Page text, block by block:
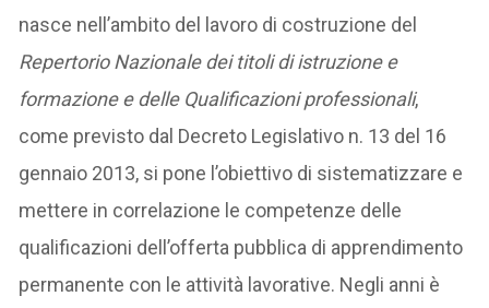
nasce nell’ambito del lavoro di costruzione del
Repertorio Nazionale dei titoli di istruzione e
formazione e delle Qualificazioni professionali,
come previsto dal Decreto Legislativo n. 13 del 16
gennaio 2013, si pone l’obiettivo di sistematizzare e
mettere in correlazione le competenze delle
qualificazioni dell’offerta pubblica di apprendimento
permanente con le attività lavorative. Negli anni è